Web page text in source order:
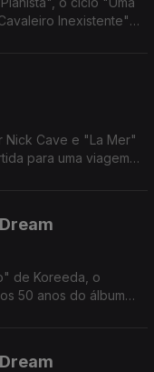
Inexistente"
Nick Cave e "La Mer"
para uma viagem
de Koreeda, o
50 anos do álbum